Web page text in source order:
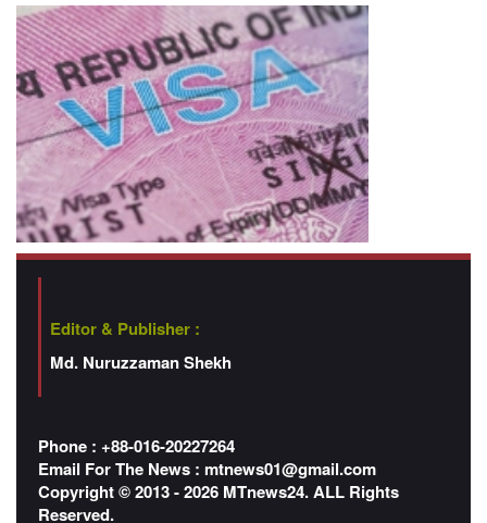
Editor & Publisher :
Md. Nuruzzaman Shekh
Phone : +88-016-20227264
Email For The News : mtnews01@gmail.com
Copyright © 2013 - 2026 MTnews24. ALL Rights
Reserved.